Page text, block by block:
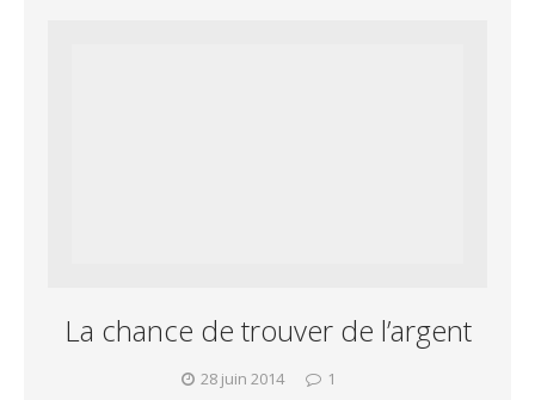
La chance de trouver de l’argent
28 juin 2014 1